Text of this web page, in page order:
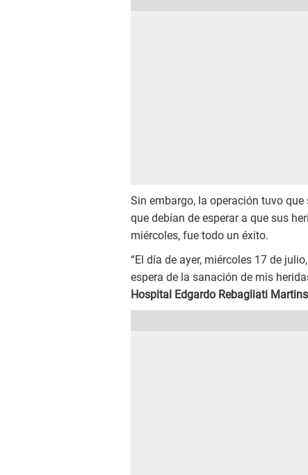
Sin embargo, la operación tuvo
que debían de esperar a que sus
miércoles, fue todo un éxito.
“El día de ayer, miércoles 17 de
espera de la sanación de mis
Hospital Edgardo Rebagliati Martins